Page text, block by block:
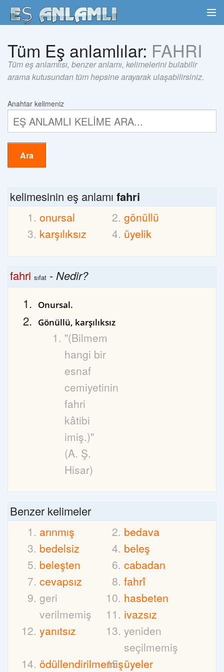
Tüm Eş anlamlılar: FAHRI
Tüm eş anlamlısı, benzer anlamı, kelimelerini bulabilir
arama kutusundan tüm hepsine arayarak ulaşabilirsiniz.
Anahtar kelimeniz
Ara
kelimesinin eş anlamı fahri
onursal
gönüllü
karşılıksız
üyelik
fahri sıfat -Nedir?
Onursal.
Gönüllü, karşılıksız
"(Bilmem
hangi bir
esnaf
cemiyetinin
fahri
kâtibi
imiş.)"
(A. Ş.
Hisar)
Benzer kelimeler
arınmış
bedava
bedelsiz
beleş
beleşten
cabadan
cevapsız
fahrî
geri
verilmemiş
hasbeten
ivazsız
yanıtsız
yeniden
seçilmemiş
ödüllendirilmemişüyeler